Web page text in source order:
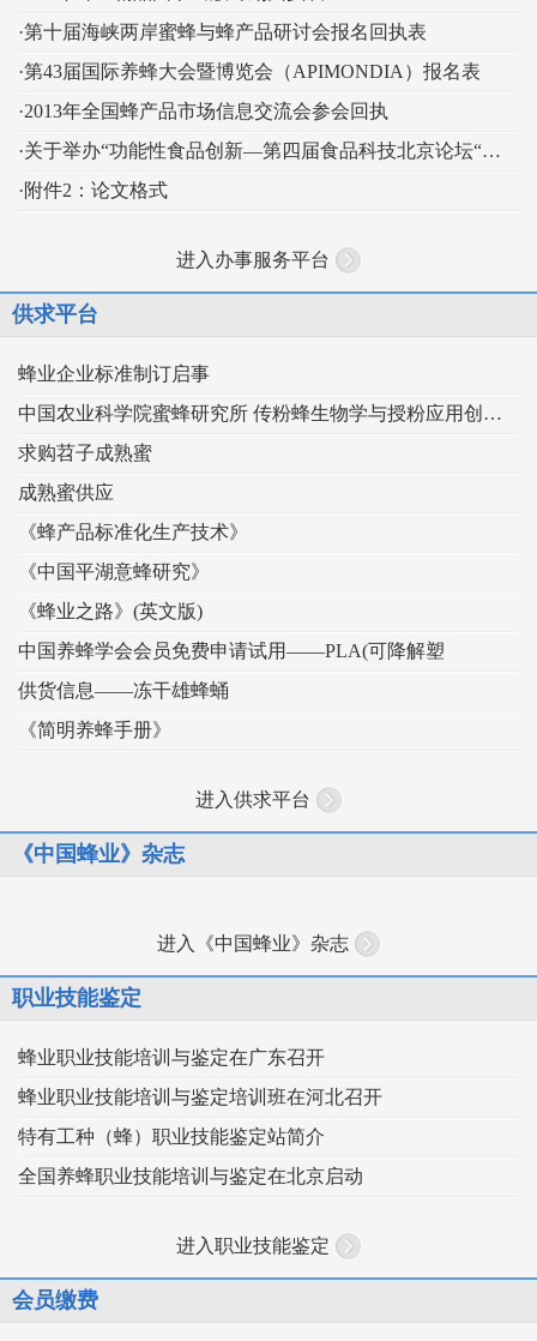
·第十届海峡两岸蜜蜂与蜂产品研讨会报名回执表
·第43届国际养蜂大会暨博览会（APIMONDIA）报名表
·2013年全国蜂产品市场信息交流会参会回执
·关于举办“功能性食品创新—第四届食品科技北京论坛“的通知
·附件2：论文格式
进入办事服务平台
供求平台
蜂业企业标准制订启事
中国农业科学院蜜蜂研究所 传粉蜂生物学与授粉应用创新团队
求购苕子成熟蜜
成熟蜜供应
《蜂产品标准化生产技术》
《中国平湖意蜂研究》
《蜂业之路》(英文版)
中国养蜂学会会员免费申请试用——PLA(可降解塑
供货信息——冻干雄蜂蛹
《简明养蜂手册》
进入供求平台
《中国蜂业》杂志
进入《中国蜂业》杂志
职业技能鉴定
蜂业职业技能培训与鉴定在广东召开
蜂业职业技能培训与鉴定培训班在河北召开
特有工种（蜂）职业技能鉴定站简介
全国养蜂职业技能培训与鉴定在北京启动
进入职业技能鉴定
会员缴费